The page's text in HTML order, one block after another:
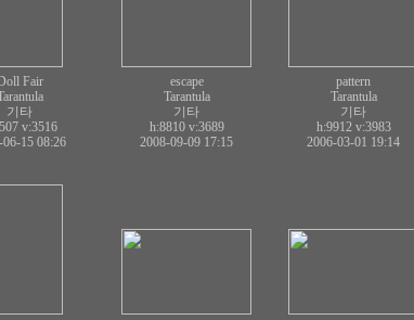
Fair
기타
v:3516
06-15 08:26
escape
Tarantula
기타
h:8810 v:3689
2008-09-09 17:15
pattern
Tarantula
기타
h:9912 v:3983
2006-03-01 19:14